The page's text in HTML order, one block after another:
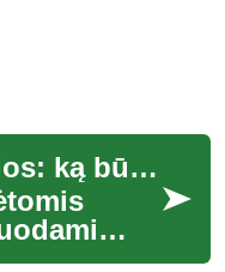
Asmeninės paskolos: ką būtina žinoti prieš skolinantis